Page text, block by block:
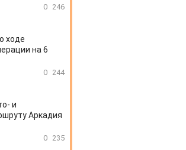
0 246
ходе
на 6
0 244
и
Аркадия
0 235